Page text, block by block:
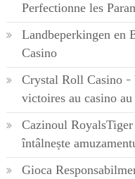
Perfectionne les
Landbeperkingen en
Casino
Crystal Roll Casino –
victoires au casino au
Cazinoul
întâlnește
Gioca